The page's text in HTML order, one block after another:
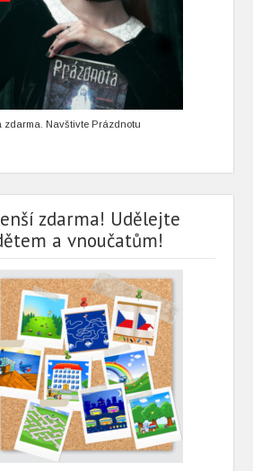
zdarma. Navštivte Prázdnotu
zdarma! Udělejte
a vnoučatům!